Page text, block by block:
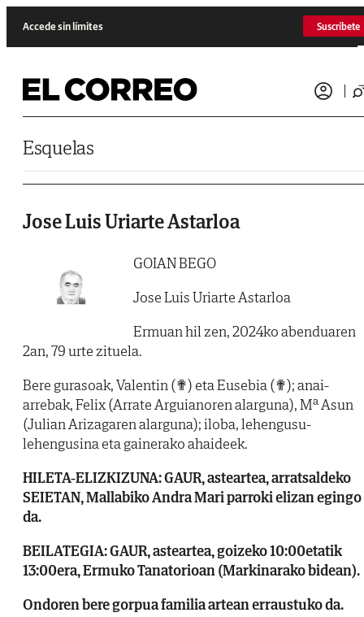
Accede sin límites Suscríbete
Esquelas
Jose Luis Uriarte Astarloa
GOIAN BEGO
Jose Luis Uriarte Astarloa
Ermuan hil zen, 2024ko abenduaren
2an, 79 urte zituela.
Bere gurasoak, Valentin (✟) eta Eusebia (✟); anai-
arrebak, Felix (Arrate Arguianoren alarguna), Mª Asun
(Julian Arizagaren alarguna); iloba, lehengusu-
lehengusina eta gainerako ahaideek.
HILETA-ELIZKIZUNA: GAUR, asteartea, arratsaldeko
SEIETAN, Mallabiko Andra Mari parroki elizan egingo
da.
BEILATEGIA: GAUR, asteartea, goizeko 10:00etatik
13:00era, Ermuko Tanatorioan (Markinarako bidean).
Ondoren bere gorpua familia artean erraustuko da.